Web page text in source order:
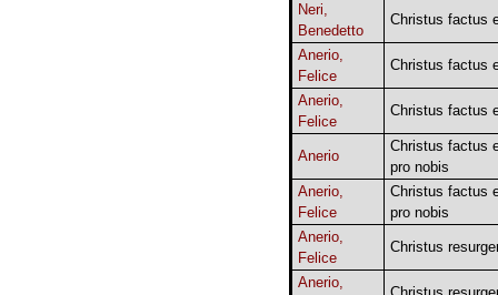
Neri,
Benedetto
Christus factus
Anerio,
Felice
Christus factus
Anerio,
Felice
Christus factus
Anerio
Christus factus
pro nobis
Anerio,
Felice
Christus factus
pro nobis
Anerio,
Felice
Christus
Anerio,